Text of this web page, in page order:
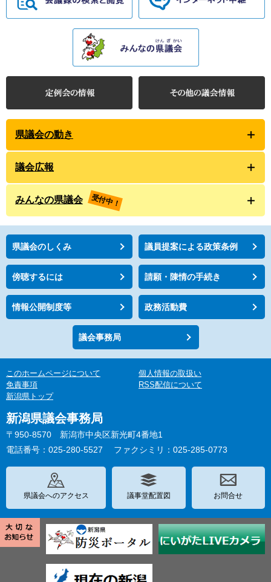
県議会の動き
議会広報
みんなの県議会 受付中！
県議会のしくみ 議員提案による政策条例
傍聴するには 請願・陳情の手続き
情報公開制度等 政務活動費
議会事務局
このホームページについて
個人情報の取扱い
免責事項
RSS配信について
新潟県トップ
新潟県議会事務局
〒950-8570 新潟市中央区新光町4番地1
電話番号：025-280-5527
ファクシミリ：025-285-0773
県議会へのアクセス 議事堂配置図 お問合せ